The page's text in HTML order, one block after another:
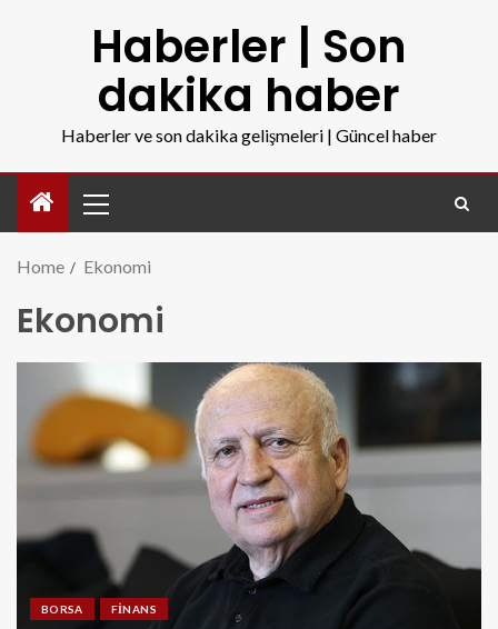
Haberler | Son
dakika haber
Haberler ve son dakika gelişmeleri | Güncel haber
Home Ekonomi
Ekonomi
BORSA FINANS